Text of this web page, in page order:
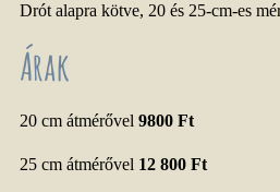
Drót alapra kötve, 20 és 25-cm-es
Árak
20 cm átmérővel 9800 Ft
25 cm átmérővel 12 800 Ft